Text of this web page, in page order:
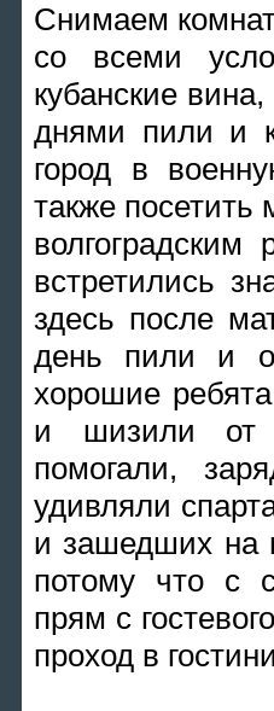
Снимаем
со всеми
кубанские
днями пили и
город в
также посетить
встретились
здесь после
день пили и
хорошие
и шизили от
помогали,
удивляли
и зашедших на
потому что с
прям с
проход в